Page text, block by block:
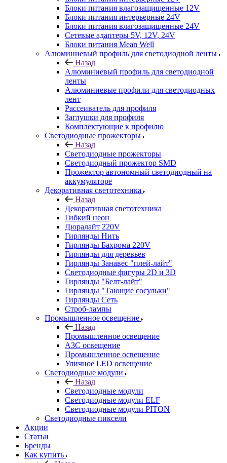
Блоки питания влагозащищенные 12V
Блоки питания интерьерные 24V
Блоки питания влагозащищенные 24V
Сетевые адаптеры 5V, 12V, 24V
Блоки питания Mean Well
Алюминиевый профиль для светодиодной ленты
Назад
Алюминиевый профиль для светодиодной
ленты
Алюминиевые профили для светодиодных
лент
Рассеиватель для профиля
Заглушки для профиля
Комплектующие к профилю
Светодиодные прожекторы
Назад
Светодиодные прожекторы
Светодиодный прожектор SMD
Прожектор автономный светодиодный на
аккумуляторе
Декоративная светотехника
Назад
Декоративная светотехника
Гибкий неон
Дюралайт 220V
Гирлянды Нить
Гирлянды Бахрома 220V
Гирлянды для деревьев
Гирлянды Занавес "плей-лайт"
Светодиодные фигуры 2D и 3D
Гирлянды "Белт-лайт"
Гирлянды "Тающие сосульки"
Гирлянды Сеть
Строб-лампы
Промышленное освещение
Назад
Промышленное освещение
АЗС освещение
Промышленное освещение
Уличное LED освещение
Светодиодные модули
Назад
Светодиодные модули
Светодиодные модули ELF
Светодиодные модули PITON
Светодиодные пиксели
Акции
Статьи
Бренды
Как купить